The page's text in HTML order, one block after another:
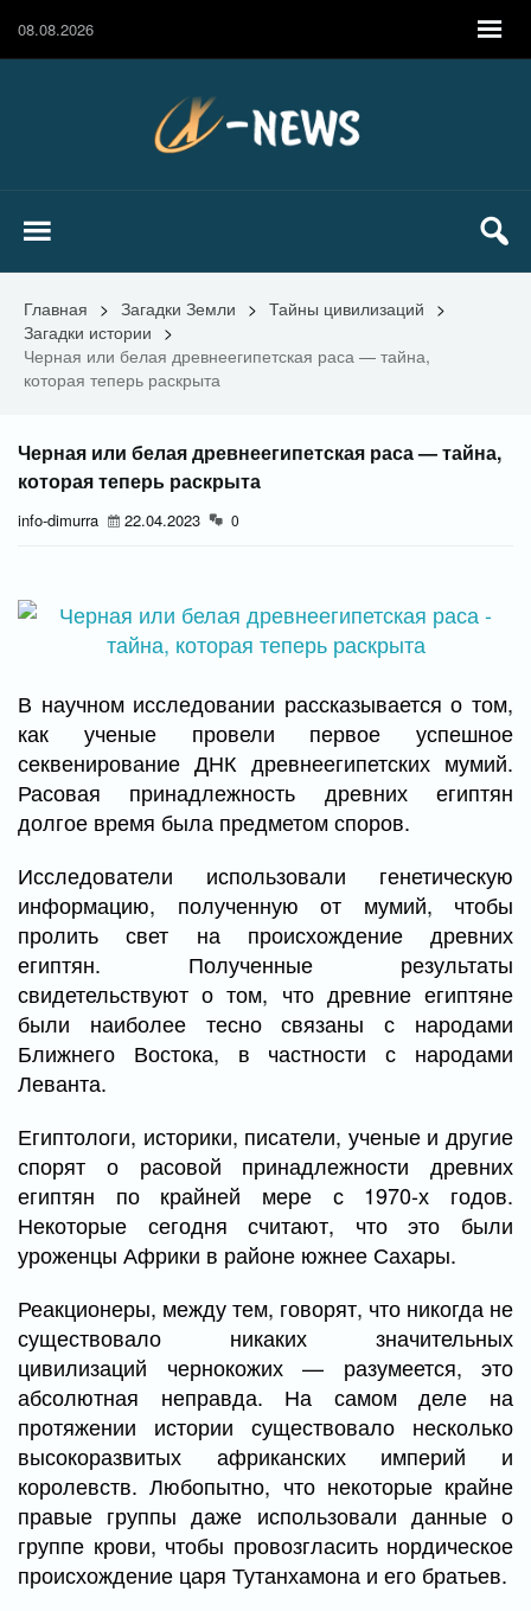
08.08.2026
Главная > Загадки Земли > Тайны цивилизаций >
Загадки истории >
Черная или белая древнеегипетская раса — тайна,
которая теперь раскрыта
Черная или белая древнеегипетская раса — тайна,
которая теперь раскрыта
info-dimurra 22.04.2023 0
В научном исследовании рассказывается о том,
как ученые провели первое успешное
секвенирование ДНК древнеегипетских мумий.
Расовая принадлежность древних египтян
долгое время была предметом споров.
Исследователи использовали генетическую
информацию, полученную от мумий, чтобы
пролить свет на происхождение древних
египтян. Полученные результаты
свидетельствуют о том, что древние египтяне
были наиболее тесно связаны с народами
Ближнего Востока, в частности с народами
Леванта.
Египтологи, историки, писатели, ученые и другие
спорят о расовой принадлежности древних
египтян по крайней мере с 1970-х годов.
Некоторые сегодня считают, что это были
уроженцы Африки в районе южнее Сахары.
Реакционеры, между тем, говорят, что никогда не
существовало никаких значительных
цивилизаций чернокожих — разумеется, это
абсолютная неправда. На самом деле на
протяжении истории существовало несколько
высокоразвитых африканских империй и
королевств. Любопытно, что некоторые крайне
правые группы даже использовали данные о
группе крови, чтобы провозгласить нордическое
происхождение царя Тутанхамона и его братьев.